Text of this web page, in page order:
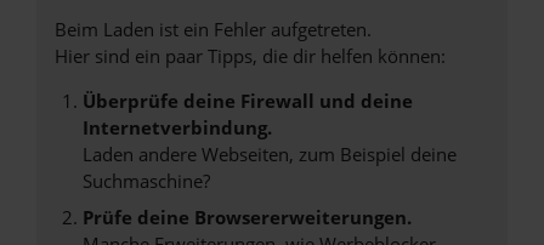
Beim Laden ist ein Fehler aufgetreten.
Hier sind ein paar Tipps, die dir helfen können:
Überprüfe deine Firewall und deine
Internetverbindung.
Laden andere Webseiten, zum Beispiel deine
Suchmaschine?
Prüfe deine Browsererweiterungen.